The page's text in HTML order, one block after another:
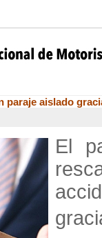
paraje aislado
El